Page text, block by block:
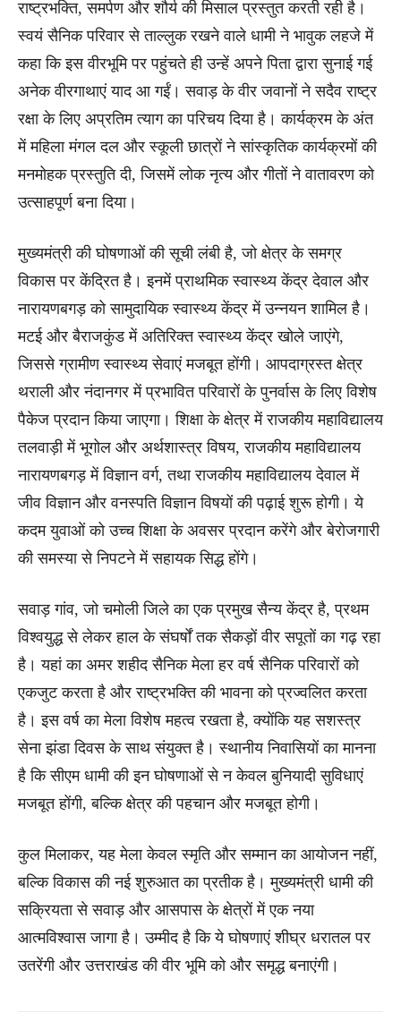
राष्ट्रभक्ति, समर्पण और शौर्य की मिसाल प्रस्तुत करती रही है।
स्वयं सैनिक परिवार से ताल्लुक रखने वाले धामी ने भावुक लहजे में
कहा कि इस वीरभूमि पर पहुंचते ही उन्हें अपने पिता द्वारा सुनाई गई
अनेक वीरगाथाएं याद आ गईं। सवाड़ के वीर जवानों ने सदैव राष्ट्र
रक्षा के लिए अप्रतिम त्याग का परिचय दिया है। कार्यक्रम के अंत
में महिला मंगल दल और स्कूली छात्रों ने सांस्कृतिक कार्यक्रमों की
मनमोहक प्रस्तुति दी, जिसमें लोक नृत्य और गीतों ने वातावरण को
उत्साहपूर्ण बना दिया।
मुख्यमंत्री की घोषणाओं की सूची लंबी है, जो क्षेत्र के समग्र
विकास पर केंद्रित है। इनमें प्राथमिक स्वास्थ्य केंद्र देवाल और
नारायणबगड़ को सामुदायिक स्वास्थ्य केंद्र में उन्नयन शामिल है।
मटई और बैराजकुंड में अतिरिक्त स्वास्थ्य केंद्र खोले जाएंगे,
जिससे ग्रामीण स्वास्थ्य सेवाएं मजबूत होंगी। आपदाग्रस्त क्षेत्र
थराली और नंदानगर में प्रभावित परिवारों के पुनर्वास के लिए विशेष
पैकेज प्रदान किया जाएगा। शिक्षा के क्षेत्र में राजकीय महाविद्यालय
तलवाड़ी में भूगोल और अर्थशास्त्र विषय, राजकीय महाविद्यालय
नारायणबगड़ में विज्ञान वर्ग, तथा राजकीय महाविद्यालय देवाल में
जीव विज्ञान और वनस्पति विज्ञान विषयों की पढ़ाई शुरू होगी। ये
कदम युवाओं को उच्च शिक्षा के अवसर प्रदान करेंगे और बेरोजगारी
की समस्या से निपटने में सहायक सिद्ध होंगे।
सवाड़ गांव, जो चमोली जिले का एक प्रमुख सैन्य केंद्र है, प्रथम
विश्वयुद्ध से लेकर हाल के संघर्षों तक सैकड़ों वीर सपूतों का गढ़ रहा
है। यहां का अमर शहीद सैनिक मेला हर वर्ष सैनिक परिवारों को
एकजुट करता है और राष्ट्रभक्ति की भावना को प्रज्वलित करता
है। इस वर्ष का मेला विशेष महत्व रखता है, क्योंकि यह सशस्त्र
सेना झंडा दिवस के साथ संयुक्त है। स्थानीय निवासियों का मानना
है कि सीएम धामी की इन घोषणाओं से न केवल बुनियादी सुविधाएं
मजबूत होंगी, बल्कि क्षेत्र की पहचान और मजबूत होगी।
कुल मिलाकर, यह मेला केवल स्मृति और सम्मान का आयोजन नहीं,
बल्कि विकास की नई शुरुआत का प्रतीक है। मुख्यमंत्री धामी की
सक्रियता से सवाड़ और आसपास के क्षेत्रों में एक नया
आत्मविश्वास जागा है। उम्मीद है कि ये घोषणाएं शीघ्र धरातल पर
उतरेंगी और उत्तराखंड की वीर भूमि को और समृद्ध बनाएंगी।